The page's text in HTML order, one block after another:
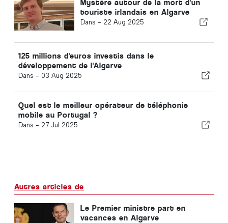
Mystère autour de la mort d'un
touriste irlandais en Algarve
Dans - 22 Aug 2025
125 millions d'euros investis dans le
développement de l'Algarve
Dans - 03 Aug 2025
Quel est le meilleur opérateur de téléphonie
mobile au Portugal ?
Dans - 27 Jul 2025
Autres articles de
Le Premier ministre part en
vacances en Algarve